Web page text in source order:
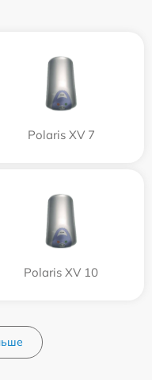
Polaris XV 7
Polaris XV 10